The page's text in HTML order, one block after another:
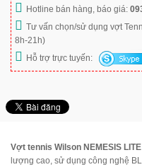
Hotline bán hàng, báo giá:
Tư vấn chọn/sử dụng vợt
8h-21h)
Hỗ trợ trực tuyến:
Vợt tennis Wilson NEMESIS
lượng cao, sử dụng công nghệ